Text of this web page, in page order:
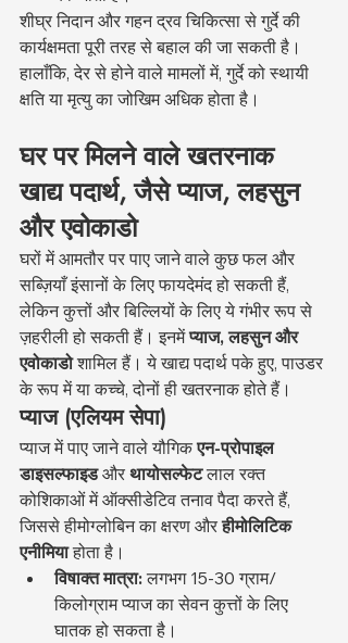
शीघ्र निदान और गहन द्रव चिकित्सा से गुर्दे की
कार्यक्षमता पूरी तरह से बहाल की जा सकती है।
हालाँकि, देर से होने वाले मामलों में, गुर्दे को स्थायी
क्षति या मृत्यु का जोखिम अधिक होता है।
घर पर मिलने वाले खतरनाक
खाद्य पदार्थ, जैसे प्याज, लहसुन
और एवोकाडो
घरों में आमतौर पर पाए जाने वाले कुछ फल और
सब्ज़ियाँ इंसानों के लिए फायदेमंद हो सकती हैं,
लेकिन कुत्तों और बिल्लियों के लिए ये गंभीर रूप से
ज़हरीली हो सकती हैं। इनमें प्याज, लहसुन और
एवोकाडो शामिल हैं। ये खाद्य पदार्थ पके हुए, पाउडर
के रूप में या कच्चे, दोनों ही खतरनाक होते हैं।
प्याज (एलियम सेपा)
प्याज में पाए जाने वाले यौगिक एन-प्रोपाइल
डाइसल्फाइड और थायोसल्फेट लाल रक्त
कोशिकाओं में ऑक्सीडेटिव तनाव पैदा करते हैं,
जिससे हीमोग्लोबिन का क्षरण और हीमोलिटिक
एनीमिया होता है।
विषाक्त मात्रा: लगभग 15-30 ग्राम/
किलोग्राम प्याज का सेवन कुत्तों के लिए
घातक हो सकता है।